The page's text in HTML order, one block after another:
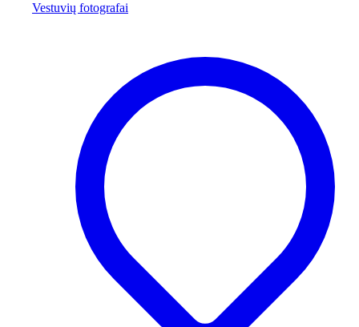
Vestuvių fotografai